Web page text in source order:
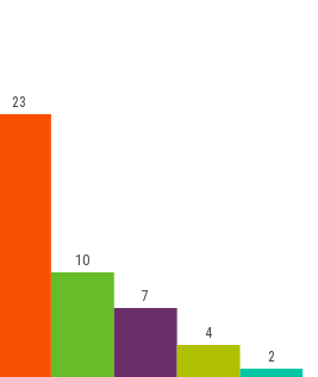
23
10
7
4
2